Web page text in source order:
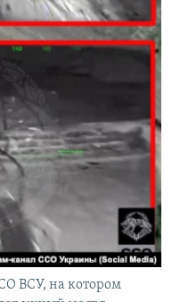
ВСУ, на котором